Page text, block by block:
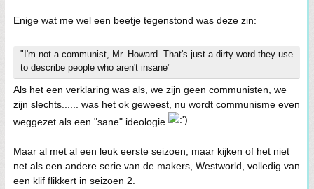
Enige wat me wel een beetje tegenstond was deze zin:
"I'm not a communist, Mr. Howard. That's just a dirty word they use
to describe people who aren't insane"
Als het een verklaring was als, we zijn geen communisten, we
zijn slechts...... was het ok geweest, nu wordt communisme even
weggezet als een "sane" ideologie
Maar al met al een leuk eerste seizoen, maar kijken of het niet
net als een andere serie van de makers, Westworld, volledig van
een klif flikkert in seizoen 2.